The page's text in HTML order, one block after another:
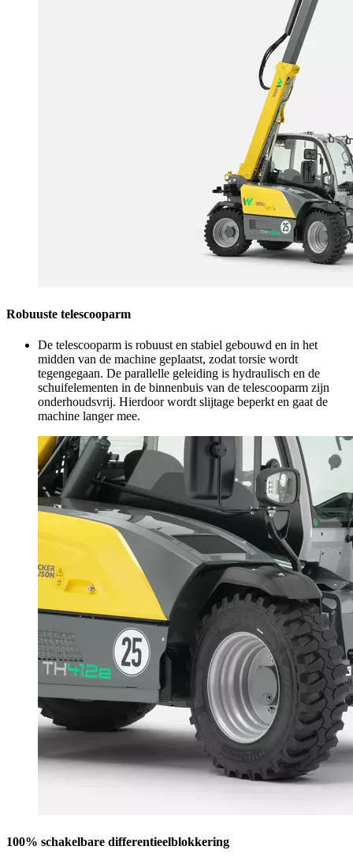
Robuuste telescooparm
De telescooparm is robuust en stabiel gebouwd en in het
midden van de machine geplaatst, zodat torsie wordt
tegengegaan. De parallelle geleiding is hydraulisch en de
schuifelementen in de binnenbuis van de telescooparm zijn
onderhoudsvrij. Hierdoor wordt slijtage beperkt en gaat de
machine langer mee.
100% schakelbare differentieelblokkering